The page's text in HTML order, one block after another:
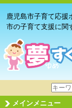
鹿児島市子育て応援
市の子育て支援に関
サ
イ
メインメニュー